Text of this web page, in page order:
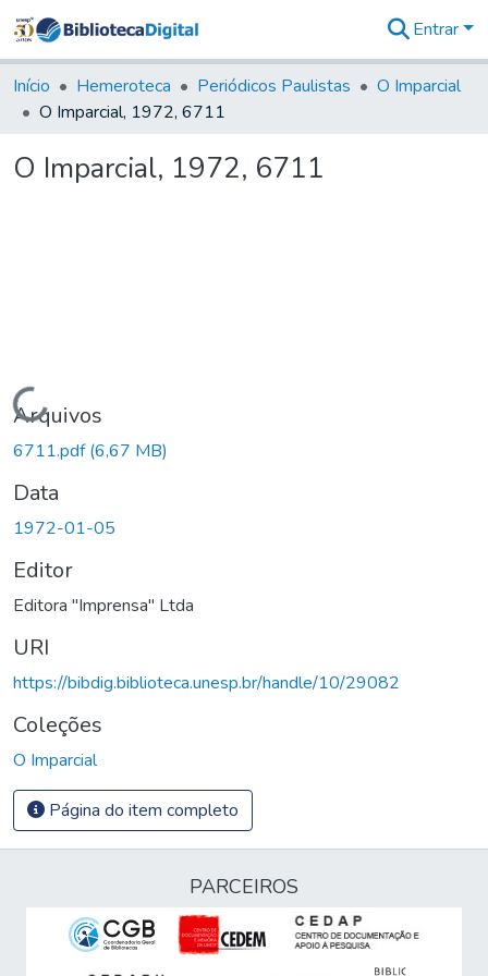
&
Coleções
Tudo na
Digital
Entrar
Início Hemeroteca Periódicos Paulistas
O Imparcial
O Imparcial, 1972, 6711
O Imparcial, 1972, 6711
Carregando...
Arquivos
6711.pdf(6,67 MB)
Data
1972-01-05
Editor
Editora "Imprensa" Ltda
URI
https://bibdig.biblioteca.unesp.br/handle/10/29082
Coleções
O Imparcial
Página do item completo
PARCEIROS